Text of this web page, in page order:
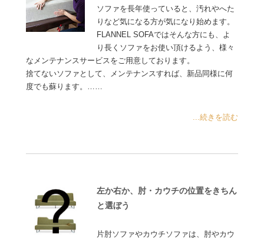
ソファを長年使っていると、汚れやへた
りなど気になる方が気になり始めます。
FLANNEL SOFAではそんな方にも、よ
り長くソファをお使い頂けるよう、様々
なメンテナンスサービスをご用意しております。
捨てないソファとして、メンテナンスすれば、新品同様に何
度でも蘇ります。……
...続きを読む
左か右か、肘・カウチの位置をきちん
と選ぼう
片肘ソファやカウチソファは、肘やカウ